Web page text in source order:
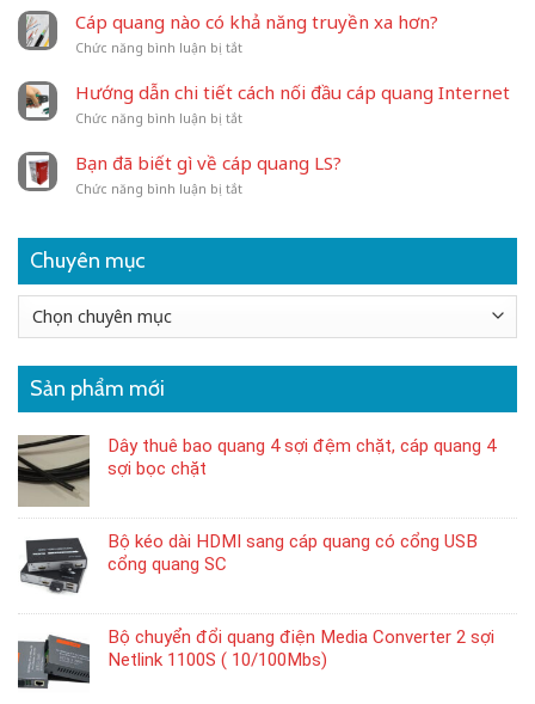
dây
nhảy
quang
sao
dây
nhảy
LS
được
ưa
Cáp quang nào có khả năng truyền xa hơn?
Chức năng bình luận bị tắtở
quang
nào
có
truyền
xa
Hướng dẫn chi tiết cách nối đầu cáp quang Internet
Chức năng bình luận bị tắtở
chi
tiết
đầu
Internet
Bạn đã biết gì về cáp quang LS?
Chức năng bình luận bị tắtở
biết
cáp
Chuyên mục
Chuyên
mục
Sản phẩm mới
Dây thuê bao quang 4 sợi đệm chặt, cáp quang 4
sợi bọc chặt
Bộ kéo dài HDMI sang cáp quang có cổng USB
cổng quang SC
Bộ chuyển đổi quang điện Media Converter 2 sợi
Netlink 1100S ( 10/100Mbs)